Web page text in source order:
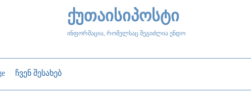
ქუთაისიპოსტი
ინფორმაცია, რომელსაც შეგიძლია ენდო
ჩვენ შესახებ